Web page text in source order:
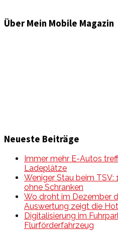
Über Mein Mobile Magazin
Neueste Beiträge
Immer mehr E-Autos
Ladeplätze
Weniger Stau beim
ohne Schranken
Wo droht im Dezember
Auswertung zeigt die
Digitalisierung im
Flurförderfahrzeug